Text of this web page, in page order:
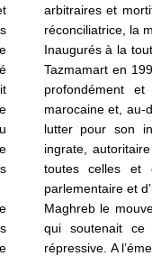
arbitraires et
réconciliatrice, la
Inaugurés à la
Tazmamart en
profondément
marocaine et, au-
lutter pour son
ingrate,
toutes celles et
parlementaire et
Maghreb le
qui soutenait ce
répressive. A